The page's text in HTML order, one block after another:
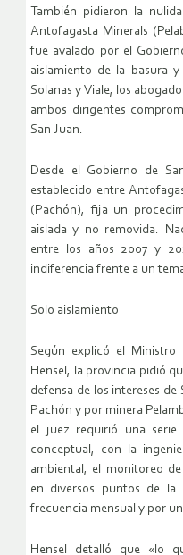
También pidieron la
Antofagasta Minerals
fue avalado por el
aislamiento de la basura
Solanas y Viale, los
ambos dirigentes
San Juan.
Desde el Gobierno de
establecido entre
(Pachón), fija un
aislada y no removida.
entre los años 2007 y
indiferencia frente a un
Solo aislamiento
Según explicó el Ministro
Hensel, la provincia pidió
defensa de los intereses
Pachón y por minera
el juez requirió una
conceptual, con la
ambiental, el monitoreo
en diversos puntos de la
frecuencia mensual y por
Hensel detalló que «lo